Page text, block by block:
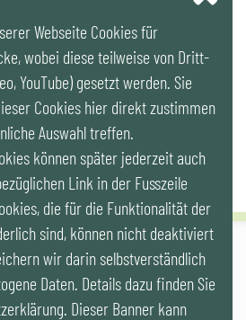
im Himmel, A-1010 Wien
Webseite Cookies für
wobei diese teilweise von Dritt-
YouTube) gesetzt werden. Sie
Cookies hier direkt zustimmen
Auswahl treffen.
können später jederzeit auch
Link in der Fusszeile
die für die Funktionalität der
sind, können nicht deaktiviert
wir darin selbstverständlich
Daten. Details dazu finden Sie
Dieser Banner kann